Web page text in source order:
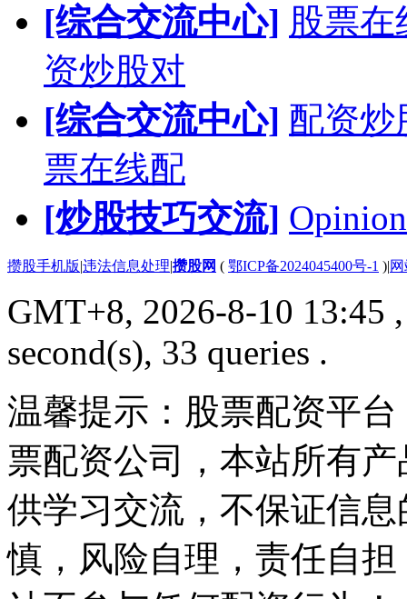
[综合交流中心] 股票
资炒股对
[综合交流中心] 配资炒
票在线配
[炒股技巧交流]
攒股手机版|违法信息处理|攒股网 ( 鄂ICP备2024045400号-1 )|
GMT+8, 2026-8-10 13:45
second(s), 33 queries .
温馨提示：股票配资平
票配资公司，本站所有
供学习交流，不保证信
慎，风险自理，责任自